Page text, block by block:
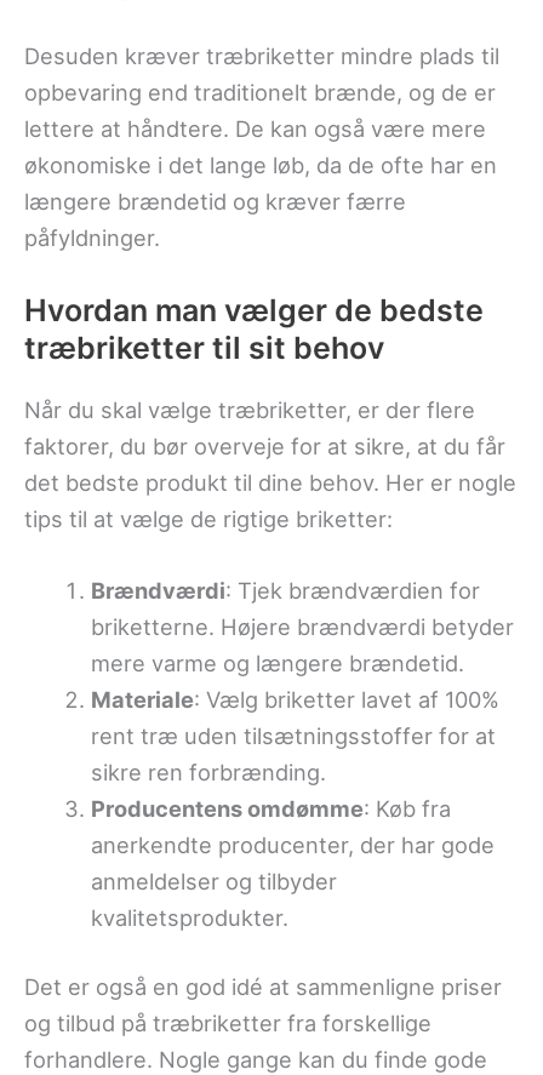
Desuden kræver træbriketter mindre plads til
opbevaring end traditionelt brænde, og de er
lettere at håndtere. De kan også være mere
økonomiske i det lange løb, da de ofte har en
længere brændetid og kræver færre
påfyldninger.
Hvordan man vælger de bedste
træbriketter til sit behov
Når du skal vælge træbriketter, er der flere
faktorer, du bør overveje for at sikre, at du får
det bedste produkt til dine behov. Her er nogle
tips til at vælge de rigtige briketter:
Brændværdi: Tjek brændværdien for
briketterne. Højere brændværdi betyder
mere varme og længere brændetid.
Materiale: Vælg briketter lavet af 100%
rent træ uden tilsætningsstoffer for at
sikre ren forbrænding.
Producentens omdømme: Køb fra
anerkendte producenter, der har gode
anmeldelser og tilbyder
kvalitetsprodukter.
Det er også en god idé at sammenligne priser
og tilbud på træbriketter fra forskellige
forhandlere. Nogle gange kan du finde gode